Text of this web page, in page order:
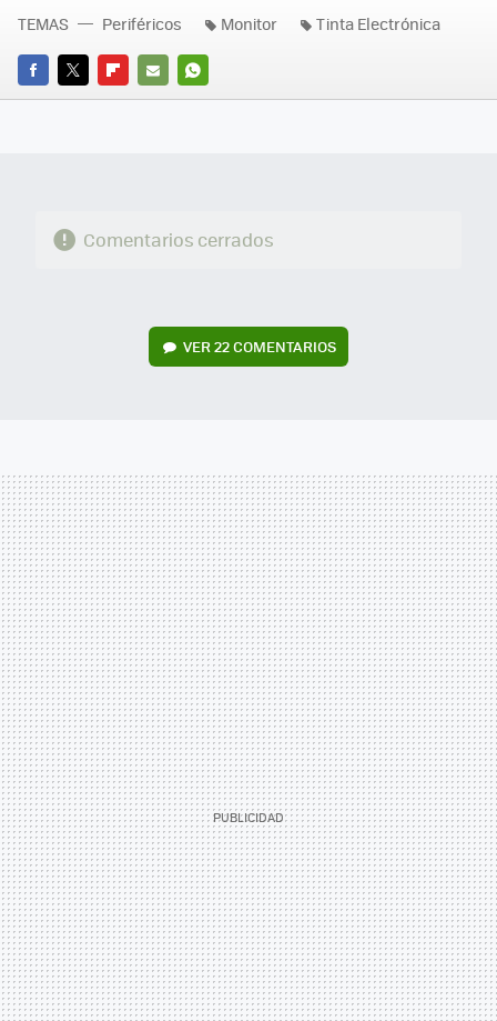
FACEBOOK
TWITTERFLIPBOARD
E-
WHATSAPP
TEMAS Periféricos Monitor Tinta Electrónica
Comentarios cerrados
VER22 COMENTARIOS